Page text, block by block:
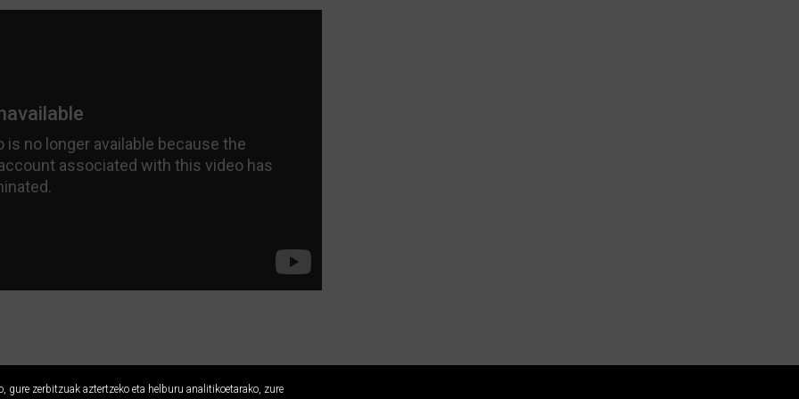
gure zerbitzuak aztertzeko eta helburu analitikoetarako, zure